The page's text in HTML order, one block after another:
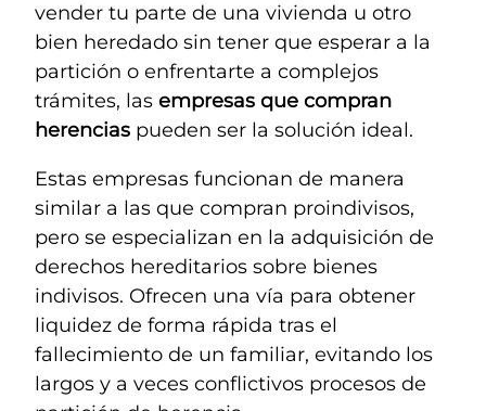
vender tu parte de una vivienda u otro
bien heredado sin tener que esperar a la
partición o enfrentarte a complejos
trámites, las empresas que compran
herencias pueden ser la solución ideal.
Estas empresas funcionan de manera
similar a las que compran proindivisos,
pero se especializan en la adquisición de
derechos hereditarios sobre bienes
indivisos. Ofrecen una vía para obtener
liquidez de forma rápida tras el
fallecimiento de un familiar, evitando los
largos y a veces conflictivos procesos de